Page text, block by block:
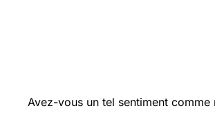
Avez-vous un tel sentiment comme